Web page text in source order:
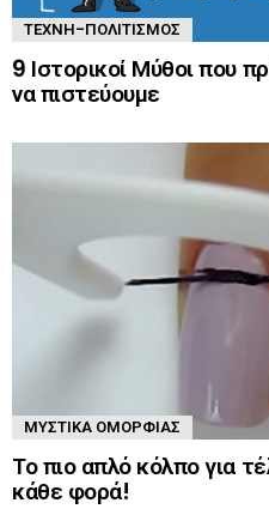
ΤΈΧΝΗ-ΠΟΛΙΤΙΣΜΌΣ
9 Ιστορικοί Μύθοι που
να πιστεύουμε
ΜΥΣΤΙΚΆ ΟΜΟΡΦΙΆΣ
Το πιο απλό κόλπο για
κάθε φορά!